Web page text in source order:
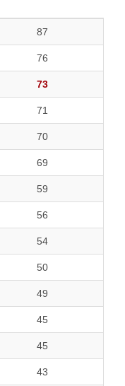
87
76
73
71
70
69
59
56
54
50
49
45
45
43